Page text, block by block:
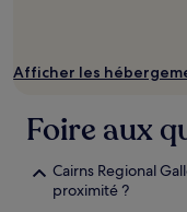
Afficher les
Foire aux
Cairns Regional
proximité ?